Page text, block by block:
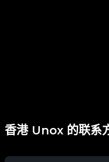
香港 Unox 的联系